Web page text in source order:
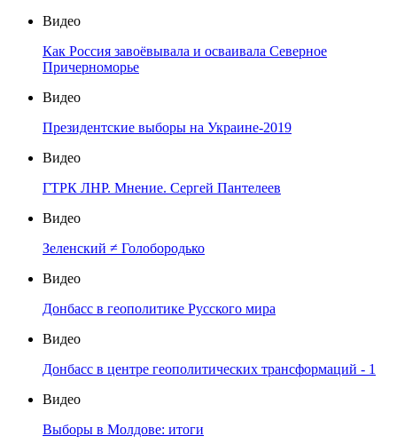
Видео
Как Россия завоёвывала и осваивала Северное
Причерноморье
Видео
Президентские выборы на Украине-2019
Видео
ГТРК ЛНР. Мнение. Сергей Пантелеев
Видео
Зеленский ≠ Голобородько
Видео
Донбасс в геополитике Русского мира
Видео
Донбасс в центре геополитических трансформаций - 1
Видео
Выборы в Молдове: итоги